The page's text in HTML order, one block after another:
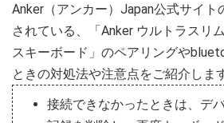
Anker（アンカー）Japan公式サイト
されている、「Anker ウルトラスリ
スキーボード」のペアリングや
ときの対処法や注意点をご紹介しま
接続できなかったときは、デ